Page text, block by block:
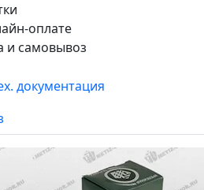
оплате
и самовывоз
документация